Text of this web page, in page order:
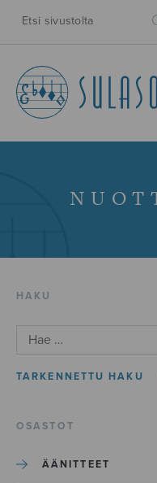
HAKU
TARKENNETTU HAKU
OSASTOT
ÄÄNITTEET